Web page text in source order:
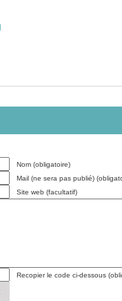
Nom (obligatoire)
Mail (ne sera pas publié)
Site web (facultatif)
Recopier le code ci-dessous